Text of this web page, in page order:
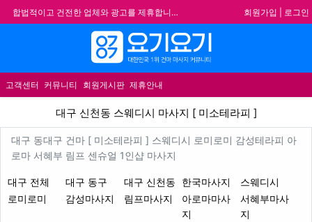
★요기요기 설 연휴 휴무 안내★
★ 요기요기 업체회원 안내사항 ★
불건전한 게시글은 삭제 및 회원탈퇴 됩니다.
합법적이고 건전한 업체와 광고를 제휴합니다.
회원가입 로그인
고객센터 커뮤니티 회원게시판 제휴안내
대구 신천동 스웨디시 마사지
대구 신천동 스웨디시 마사지 [ 미소테라피 ]
업체 정보
대구 동대구 건마 [ 미소테라피 ]
대구 동대구 건마 [ 미소테라피 ] 스웨디시 로미로미 감성테라피 아
로마 서혜부 림프 센슈얼 1인샵 마사지
대구 전체 대구 동구 대구 신천동
지역1 한국마사지
스웨디시
로미로미
감성마사지 림프마사지
아로마마사
지
서혜부마사
지
테마